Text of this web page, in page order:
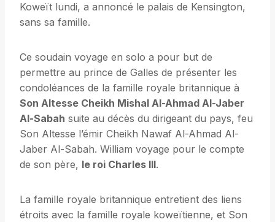
Koweït lundi, a annoncé le palais de Kensington,
sans sa famille.
Ce soudain voyage en solo a pour but de
permettre au prince de Galles de présenter les
condoléances de la famille royale britannique à
Son Altesse Cheikh Mishal Al-Ahmad Al-Jaber
Al-Sabah suite au décès du dirigeant du pays, feu
Son Altesse l’émir Cheikh Nawaf Al-Ahmad Al-
Jaber Al-Sabah. William voyage pour le compte
de son père, le roi Charles III.
La famille royale britannique entretient des liens
étroits avec la famille royale koweïtienne, et Son